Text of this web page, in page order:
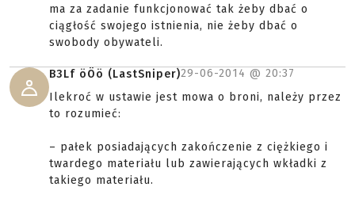
ma za zadanie funkcjonować tak żeby dbać o
ciągłość swojego istnienia, nie żeby dbać o
swobody obywateli.
B3Lf öÖö (LastSniper)29-06-2014 @ 20:37
Ilekroć w ustawie jest mowa o broni, należy przez
to rozumieć:
– pałek posiadających zakończenie z ciężkiego i
twardego materiału lub zawierających wkładki z
takiego materiału.